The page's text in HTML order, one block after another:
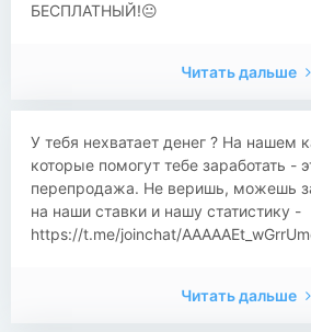
БЕСПЛАТНЫЙ!😐
Читать дальше
У тебя нехватает денег ? На нашем
которые помогут тебе заработать -
перепродажа. Не веришь, можешь
на наши ставки и нашу статистику -
https://t.me/joinchat/
Читать дальше